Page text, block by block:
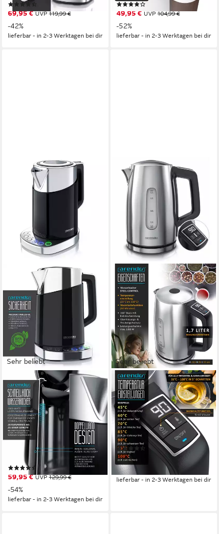
(293)
69,95 € UVP 119,99 €
-42%
lieferbar - in 2-3 Werktagen bei dir
49,95 € UVP 104,99 €
-52%
lieferbar - in 2-3 Werktagen bei dir
Sehr beliebt
ARENDO
Wasserkocher Edelstahl,
Schnellkoch Funktion,
Temperatureinstellung 70° C
- 100° C
3000 W Leistung
Kapazität
Metall, Kunststoff
Material
(386)
59,95 € UVP 129,99 €
-54%
lieferbar - in 2-3 Werktagen bei dir
Sehr beliebt
ARENDO
Wasserkocher Edelstahl, mit
Temperatureinstellung, LED
Display, Warmhaltefunktion
2200 W Leistung
1,7 l Kapazität
(29)
39,95 € 89,99 €
-56%
lieferbar - in 2-3 Werktagen bei dir